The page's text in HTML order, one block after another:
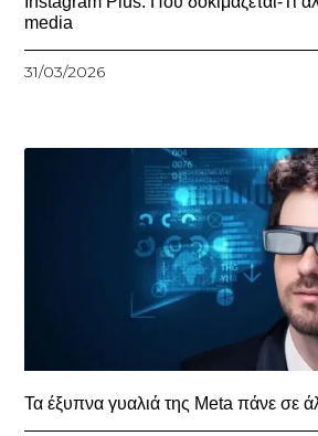
media
31/03/2026
Τα έξυπνα γυαλιά της Meta πάνε σε